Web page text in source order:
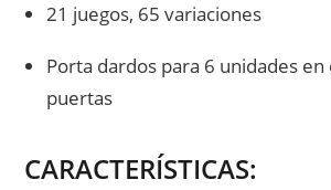
21 juegos, 65 variaciones
Porta dardos para 6 unidades
puertas
CARACTERÍSTICAS: